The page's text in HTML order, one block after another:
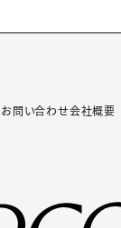
お問い合わせ会社概要